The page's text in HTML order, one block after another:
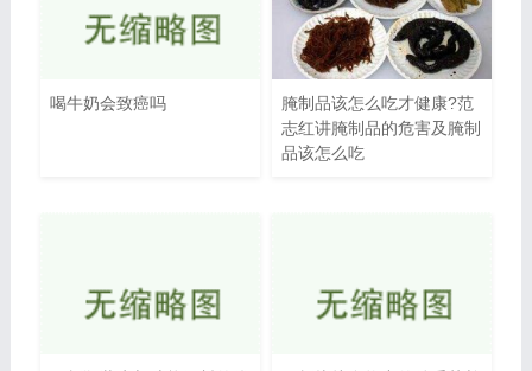
喝牛奶会致癌吗
腌制品该怎么吃才健康?范
志红讲腌制品的危害及腌制
品该怎么吃